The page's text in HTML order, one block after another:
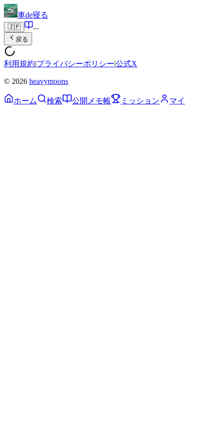
車de寝る
🇯🇵 ...
戻る
利用規約|プライバシーポリシー|公式X
© 2026 heavymoons
ホーム 検索 公開メモ帳 ミッション マイ